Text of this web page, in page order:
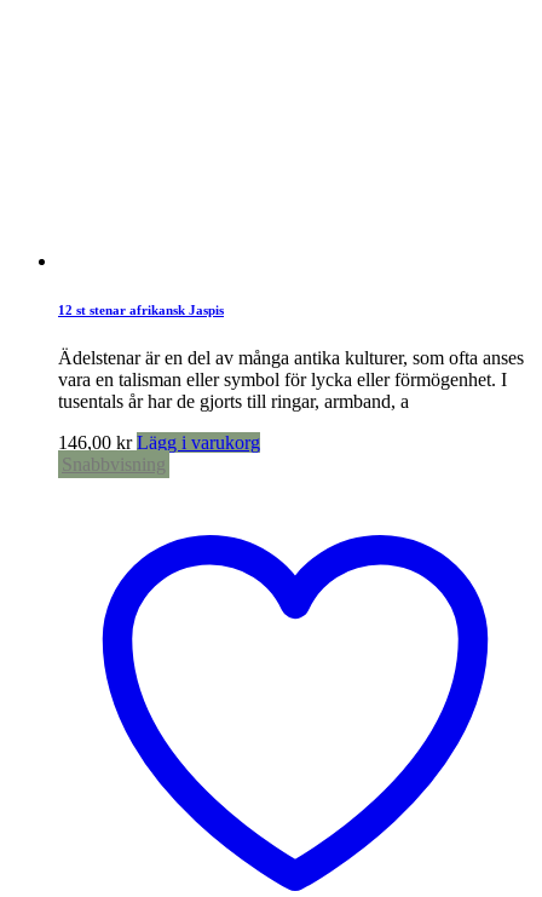
12 st stenar afrikansk Jaspis
Ädelstenar är en del av många antika kulturer, som ofta anses
vara en talisman eller symbol för lycka eller förmögenhet. I
tusentals år har de gjorts till ringar, armband, a
146,00 kr Lägg i varukorg
Snabbvisning